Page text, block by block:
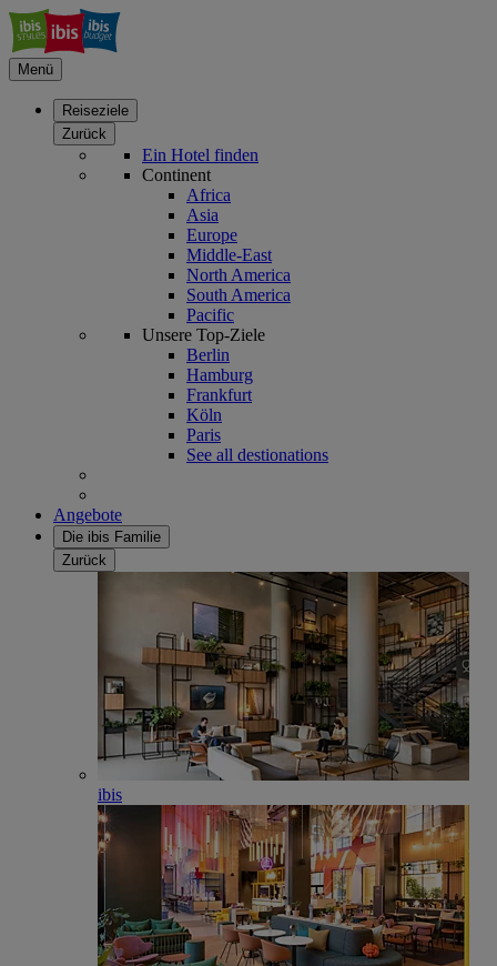
Menü
Reiseziele
Zurück
Ein Hotel finden
Continent
Africa
Asia
Europe
Middle-East
North America
South America
Pacific
Unsere Top-Ziele
Berlin
Hamburg
Frankfurt
Köln
Paris
See all destionations
Angebote
Die ibis Familie
Zurück
ibis